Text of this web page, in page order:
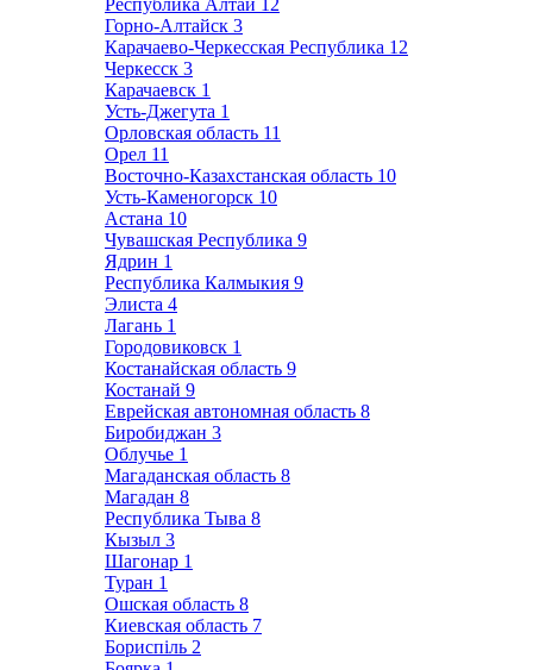
Республика Алтай 12
Горно-Алтайск 3
Карачаево-Черкесская Республика 12
Черкесск 3
Карачаевск 1
Усть-Джегута 1
Орловская область 11
Орел 11
Восточно-Казахстанская область 10
Усть-Каменогорск 10
Астана 10
Чувашская Республика 9
Ядрин 1
Республика Калмыкия 9
Элиста 4
Лагань 1
Городовиковск 1
Костанайская область 9
Костанай 9
Еврейская автономная область 8
Биробиджан 3
Облучье 1
Магаданская область 8
Магадан 8
Республика Тыва 8
Кызыл 3
Шагонар 1
Туран 1
Ошская область 8
Киевская область 7
Бориспіль 2